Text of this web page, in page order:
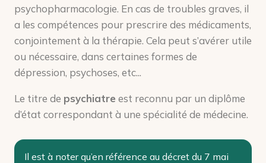
psychopharmacologie. En cas de troubles graves, il
a les compétences pour prescrire des médicaments,
conjointement à la thérapie. Cela peut s’avérer utile
ou nécessaire, dans certaines formes de
dépression, psychoses, etc...
Le titre de psychiatre est reconnu par un diplôme
d’état correspondant à une spécialité de médecine.
Il est à noter qu’en référence au décret du 7 mai